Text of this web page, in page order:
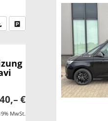
Sie an
PDF-Datei, Fahrzeugexposé drucken
Drucken, parken oder
€
MwSt.